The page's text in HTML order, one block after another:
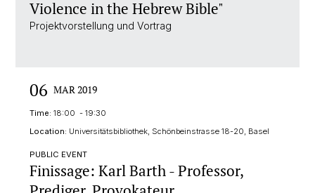
Violence in the Hebrew Bible"
Projektvorstellung und Vortrag
06 MAR 2019
Time: 18:00 - 19:30
Location: Universitätsbibliothek, Schönbeinstrasse 18-20, Basel
PUBLIC EVENT
Finissage: Karl Barth - Professor,